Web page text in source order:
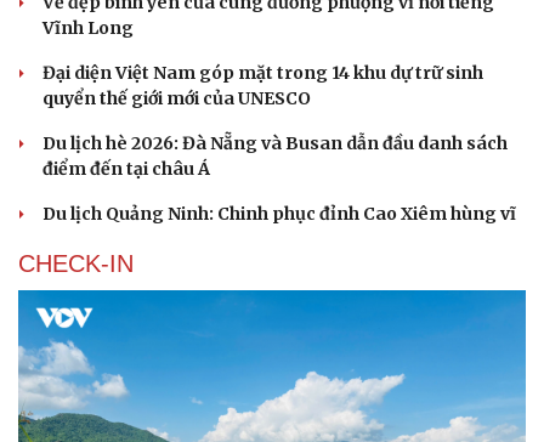
Vĩnh Long
Đại diện Việt Nam góp mặt trong 14 khu dự trữ sinh
quyển thế giới mới của UNESCO
Du lịch hè 2026: Đà Nẵng và Busan dẫn đầu danh sách
điểm đến tại châu Á
Du lịch Quảng Ninh: Chinh phục đỉnh Cao Xiêm hùng vĩ
CHECK-IN